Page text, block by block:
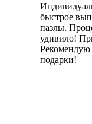
быстрое
пазлы.
удивило!
Рекомендую
подарки!